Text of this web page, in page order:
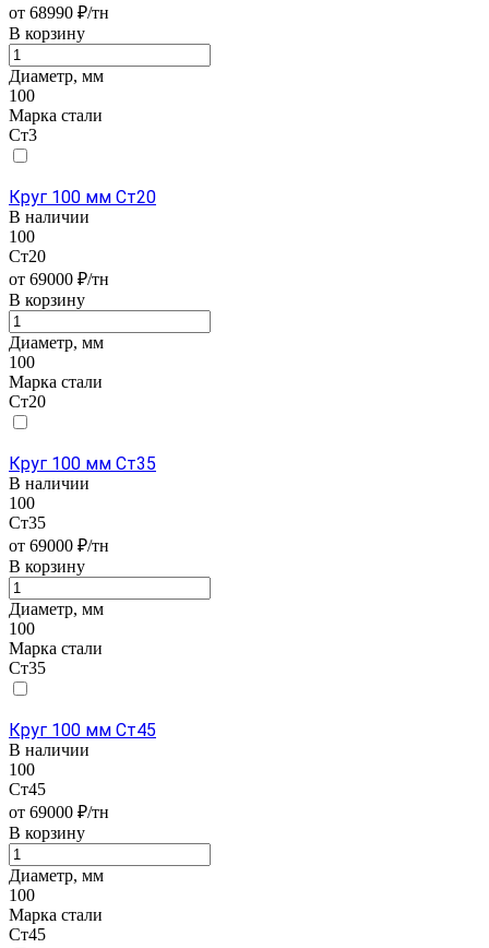
от 68990 ₽/тн
В корзину
Диаметр, мм
100
Марка стали
Ст3
Круг 100 мм Ст20
В наличии
100
Ст20
от 69000 ₽/тн
В корзину
Диаметр, мм
100
Марка стали
Ст20
Круг 100 мм Ст35
В наличии
100
Ст35
от 69000 ₽/тн
В корзину
Диаметр, мм
100
Марка стали
Ст35
Круг 100 мм Ст45
В наличии
100
Ст45
от 69000 ₽/тн
В корзину
Диаметр, мм
100
Марка стали
Ст45